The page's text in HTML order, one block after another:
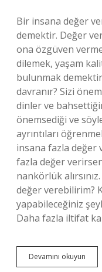
Bir insana değer
demektir. Değer
ona özgüven
dilemek, yaşam
bulunmak
davranır? Sizi
dinler ve
önemsediği ve
ayrıntıları
insana fazla değer
fazla değer
nankörlük
değer verebilirim?
yapabileceğiniz
Daha fazla iltifat
Devamını okuyun